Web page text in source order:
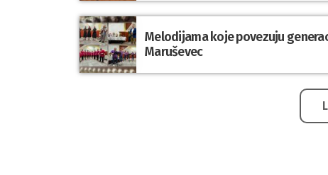
Melodijama koje povezuju
Maruševec